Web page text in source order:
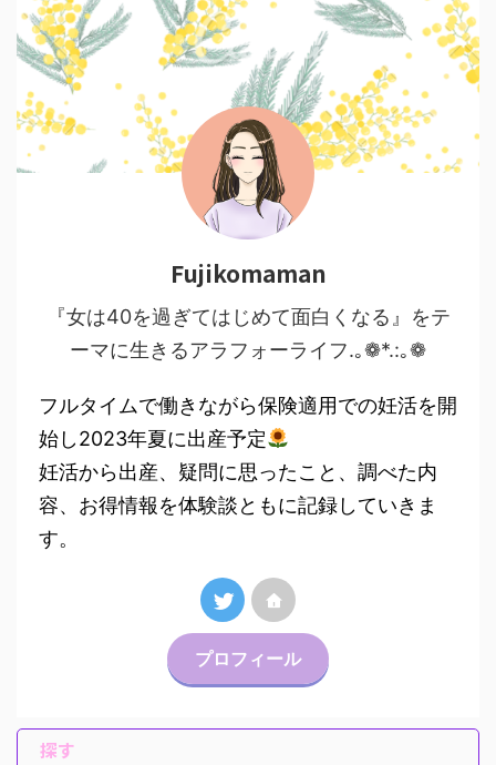
Fujikomaman
『女は40を過ぎてはじめて面白くなる』をテ
ーマに生きるアラフォーライフ.｡❁*.:｡❁
フルタイムで働きながら保険適用での妊活を開
始し2023年夏に出産予定
妊活から出産、疑問に思ったこと、調べた内
容、お得情報を体験談ともに記録していきま
す。
プロフィール
探す